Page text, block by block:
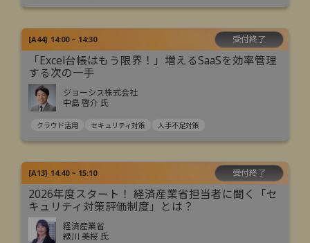
[A44] 14:00 ~ 14:30 受付終了
「Excel台帳はもう限界！」増えるSaaSを効率管理
する次の一手
ジョーシス株式会社
中島 啓介 氏
クラウド活用 セキュリティ対策 人手不足対策
[A13] 14:40 ~ 15:10 受付終了
2026年度スタート！ 経済産業省担当者に聞く「セ
キュリティ対策評価制度」とは？
経済産業省
緑川 美桜 氏